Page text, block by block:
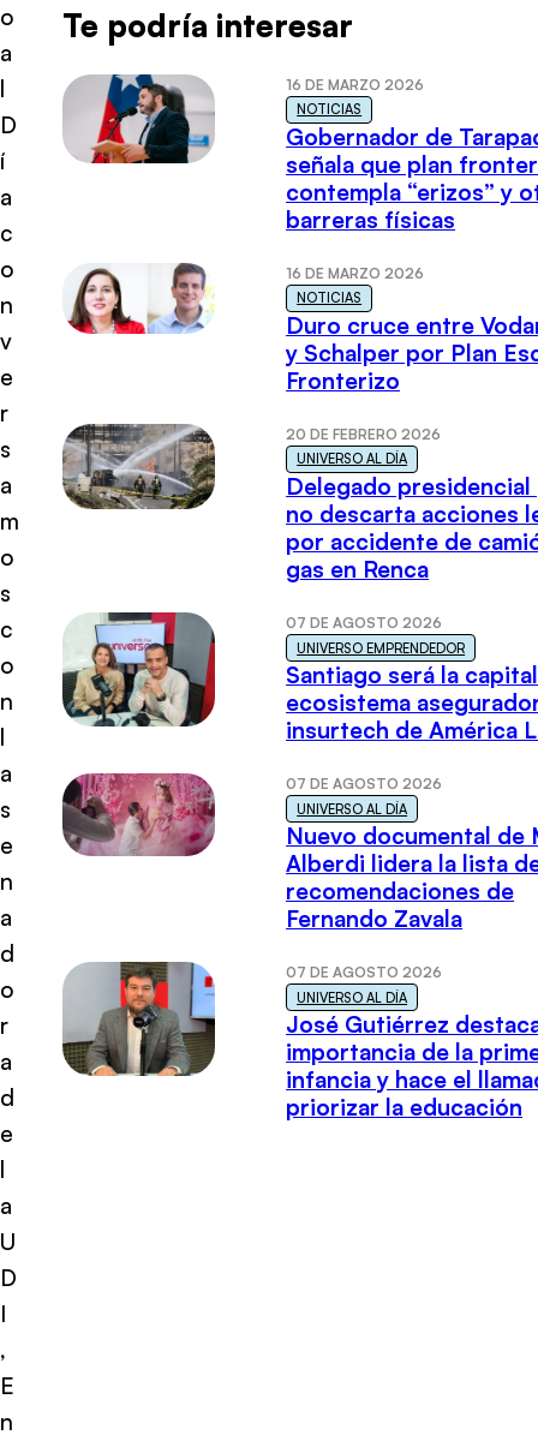
o
a
l
D
í
a
c
o
n
v
e
r
s
a
m
o
s
c
o
n
l
a
s
e
n
a
d
o
r
a
d
e
l
a
U
D
I
,
E
n
Te podría interesar
16 DE MARZO 2026
NOTICIAS
Gobernador de
señala que plan
contempla “erizos” y
barreras físicas
16 DE MARZO 2026
NOTICIAS
Duro cruce entre
y Schalper por Plan
Fronterizo
20 DE FEBRERO 2026
UNIVERSO AL DÍA
Delegado presidencial
no descarta acciones
por accidente de
gas en Renca
07 DE AGOSTO 2026
UNIVERSO EMPRENDEDOR
Santiago será la
ecosistema
insurtech de América
07 DE AGOSTO 2026
UNIVERSO AL DÍA
Nuevo documental de
Alberdi lidera la lista
recomendaciones de
Fernando Zavala
07 DE AGOSTO 2026
UNIVERSO AL DÍA
José Gutiérrez
importancia de la
infancia y hace el
priorizar la educación